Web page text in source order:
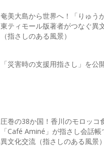
奄美大島から世界へ！「りゅう
東ティモール版著者がつなぐ異
（指さしのある風景）
「災害時の支援用指さし」を公
圧巻の38か国！香川のモロッコ
「Café Aminé」が指さし会話帳
異文化交流（指さしのある風景）